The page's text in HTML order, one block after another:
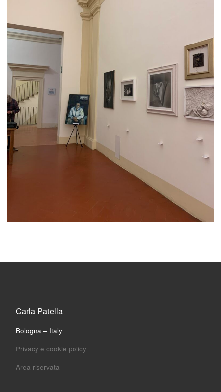
Carla Patella
Bologna – Italy
Privacy e cookie policy
Area riservata